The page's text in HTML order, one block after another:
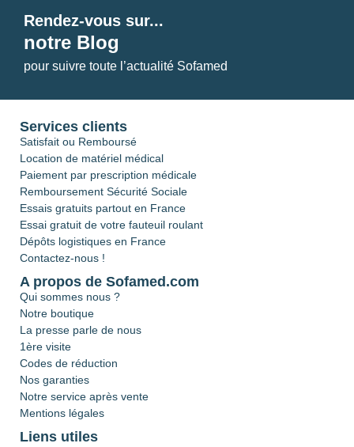
Rendez-vous sur...
notre Blog
pour suivre toute l’actualité Sofamed
Services clients
Satisfait ou Remboursé
Location de matériel médical
Paiement par prescription médicale
Remboursement Sécurité Sociale
Essais gratuits partout en France
Essai gratuit de votre fauteuil roulant
Dépôts logistiques en France
Contactez-nous !
A propos de Sofamed.com
Qui sommes nous ?
Notre boutique
La presse parle de nous
1ère visite
Codes de réduction
Nos garanties
Notre service après vente
Mentions légales
Liens utiles